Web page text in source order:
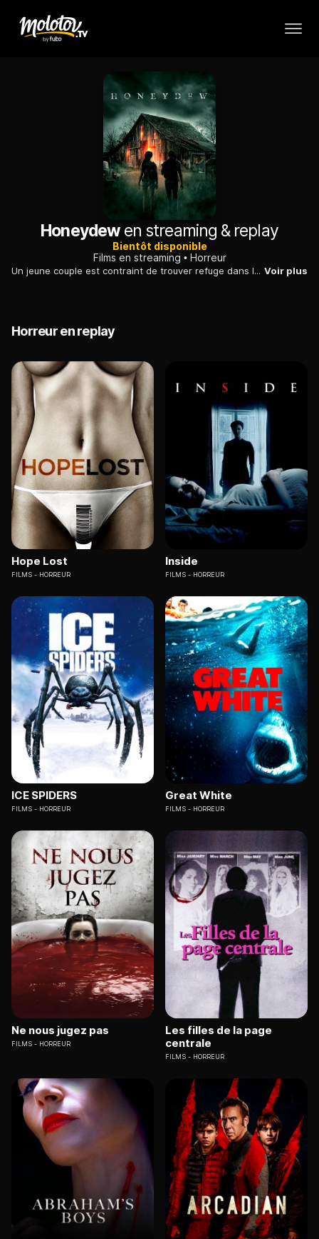
Honeydewen streaming & replay
Bientôt disponible
Films en streaming
Horreur
Un jeune couple est contraint de trouver refuge dans la maison d'une vieille fermière et de son fils particulier. Ils commencent bientôt à avoir des envies étranges et des hallucinations... Voir plus
Horreur en replay
Hope Lost
FILMS HORREUR
Inside
FILMS HORREUR
ICE SPIDERS
FILMS HORREUR
Great White
FILMS HORREUR
Ne nous jugez pas
FILMS HORREUR
Les filles de la page
centrale
FILMS HORREUR